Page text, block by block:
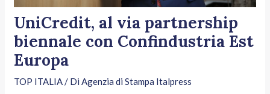
UniCredit, al via partnership
biennale con Confindustria Est
Europa
TOP ITALIA/ DiAgenzia di Stampa Italpress